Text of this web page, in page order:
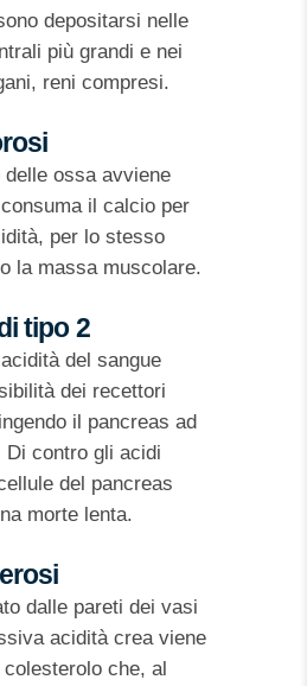
depositarsi nelle
più grandi e nei
reni compresi.
delle ossa avviene
il calcio per
per lo stesso
la massa muscolare.
tipo 2
del sangue
dei recettori
il pancreas ad
Di contro gli acidi
del pancreas
morte lenta.
dalle pareti dei vasi
acidità crea viene
che, al